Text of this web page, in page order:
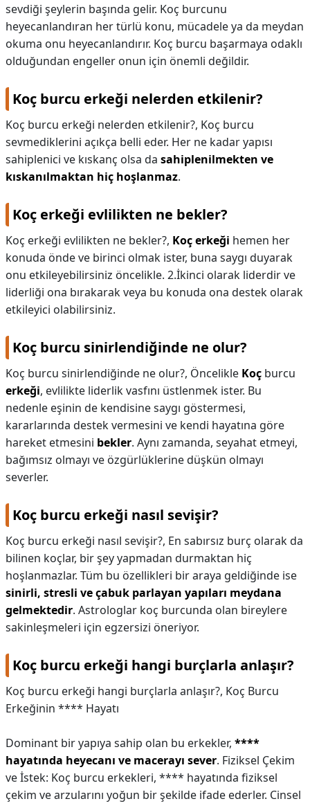
sevdiği şeylerin başında gelir. Koç burcunu
heyecanlandıran her türlü konu, mücadele ya da meydan
okuma onu heyecanlandırır. Koç burcu başarmaya odaklı
olduğundan engeller onun için önemli değildir.
Koç burcu erkeği nelerden etkilenir?
Koç burcu erkeği nelerden etkilenir?, Koç burcu
sevmediklerini açıkça belli eder. Her ne kadar yapısı
sahiplenici ve kıskanç olsa da sahiplenilmekten ve
kıskanılmaktan hiç hoşlanmaz.
Koç erkeği evlilikten ne bekler?
Koç erkeği evlilikten ne bekler?, Koç erkeği hemen her
konuda önde ve birinci olmak ister, buna saygı duyarak
onu etkileyebilirsiniz öncelikle. 2.İkinci olarak liderdir ve
liderliği ona bırakarak veya bu konuda ona destek olarak
etkileyici olabilirsiniz.
Koç burcu sinirlendiğinde ne olur?
Koç burcu sinirlendiğinde ne olur?, Öncelikle Koç burcu
erkeği, evlilikte liderlik vasfını üstlenmek ister. Bu
nedenle eşinin de kendisine saygı göstermesi,
kararlarında destek vermesini ve kendi hayatına göre
hareket etmesini bekler. Aynı zamanda, seyahat etmeyi,
bağımsız olmayı ve özgürlüklerine düşkün olmayı
severler.
Koç burcu erkeği nasıl sevişir?
Koç burcu erkeği nasıl sevişir?, En sabırsız burç olarak da
bilinen koçlar, bir şey yapmadan durmaktan hiç
hoşlanmazlar. Tüm bu özellikleri bir araya geldiğinde ise
sinirli, stresli ve çabuk parlayan yapıları meydana
gelmektedir. Astrologlar koç burcunda olan bireylere
sakinleşmeleri için egzersizi öneriyor.
Koç burcu erkeği hangi burçlarla anlaşır?
Koç burcu erkeği hangi burçlarla anlaşır?, Koç Burcu
Erkeğinin **** Hayatı
Dominant bir yapıya sahip olan bu erkekler, ****
hayatında heyecanı ve macerayı sever. Fiziksel Çekim
ve İstek: Koç burcu erkekleri, **** hayatında fiziksel
çekim ve arzularını yoğun bir şekilde ifade ederler. Cinsel